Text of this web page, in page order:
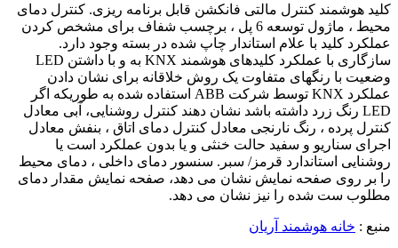
کلید هوشمند کنترل مالتی فانکشن قابل برنامه ریزی. کنترل دمای
محیط ، ماژول توسعه 6 پل ، برچسب شفاف برای مشخص کردن
عملکرد کلید با علام استاندار چاپ شده در بسته وجود دارد.
سازگاری با عملکرد کلیدهای هوشمند KNX به و با داشتن LED
وضعیت با رنگهای متفاوت یک روش خلاقانه برای نشان دادن
عملکرد KNX توسط شرکت ABB استفاده شده به طوریکه اگر
LED رنگ زرد داشته باشد نشان دهند کنترل روشنایی، آبی معادل
کنترل پرده ، رنگ نارنجی معادل کنترل دمای اتاق ، بنفش معادل
اجرای سناریو و سفید حالت خنثی و یا بدون عملکرد است یا
روشنایی استاندارد قرمز/ سبر. سنسور دمای داخلی ، دمای محیط
را بر روی صفحه نمایش نشان می دهد، صفحه نمایش مقدار دمای
مطلوب ست شده را نیز نشان می دهد.
منبع : خانه هوشمند آریان